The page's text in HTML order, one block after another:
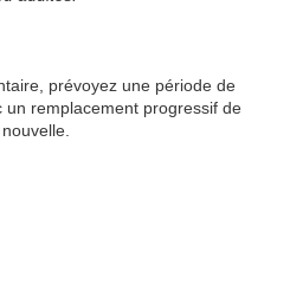
prévoyez une période de
remplacement progressif de